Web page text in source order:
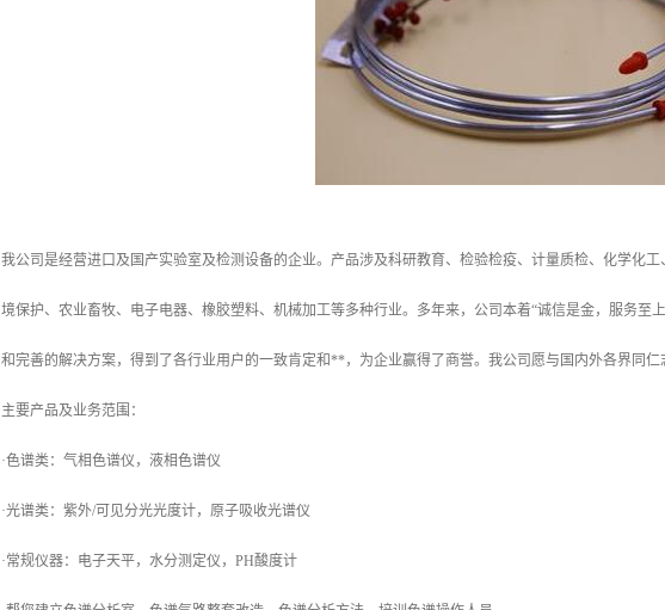
我公司是经营进口及国产实验室及检测设备的企业。产品涉及科研教育、检验检疫、计量质检、化学化
境保护、农业畜牧、电子电器、橡胶塑料、机械加工等多种行业。多年来，公司本着“诚信是金，服务至
和完善的解决方案，得到了各行业用户的一致肯定和**，为企业赢得了商誉。我公司愿与国内外各界同仁
主要产品及业务范围：
·色谱类：气相色谱仪，液相色谱仪
·光谱类：紫外/可见分光光度计，原子吸收光谱仪
·常规仪器：电子天平，水分测定仪，PH酸度计